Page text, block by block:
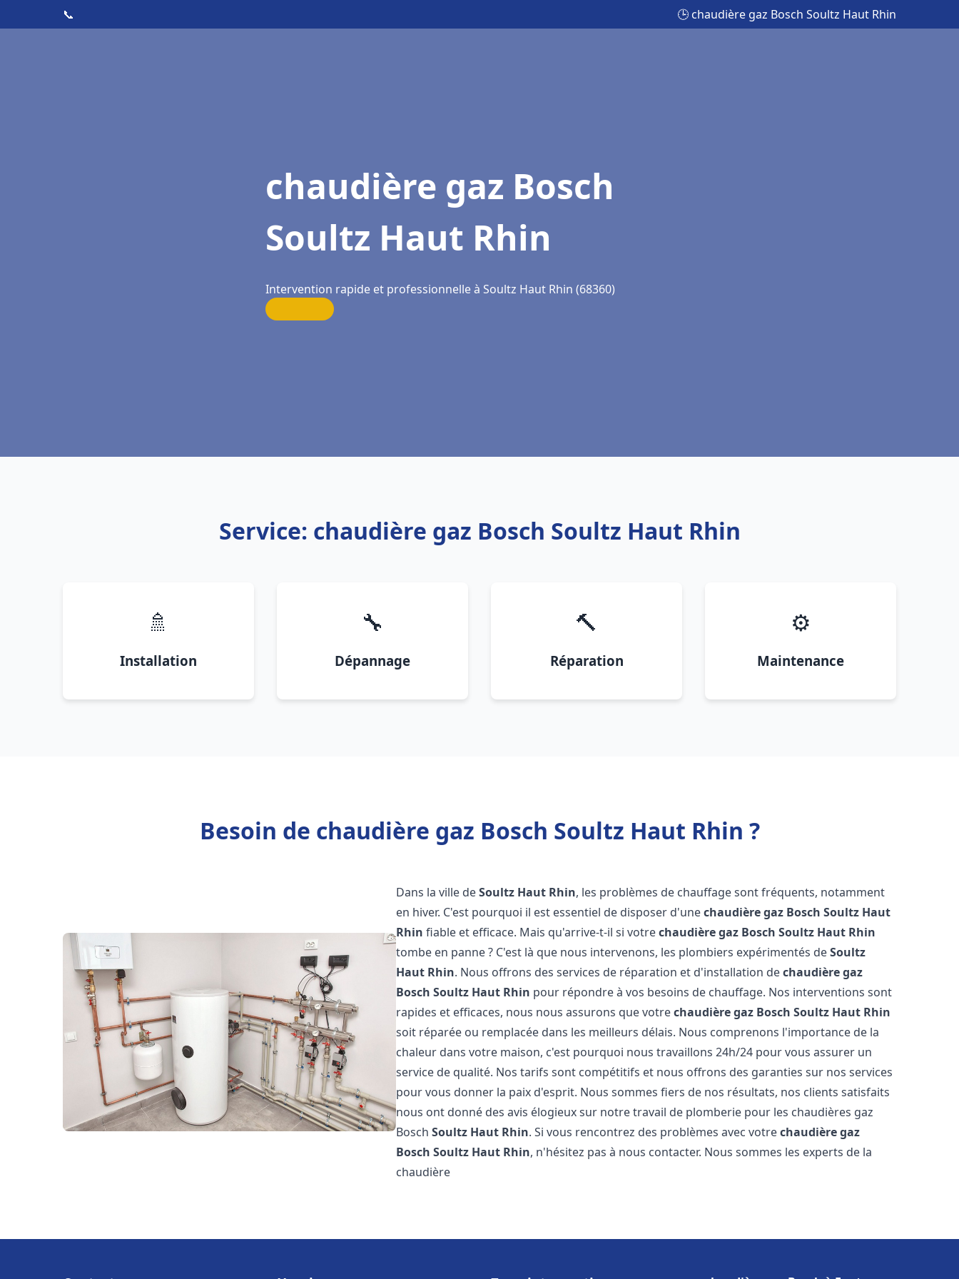
📞 🕒 chaudière gaz Bosch Soultz Haut Rhin
chaudière gaz Bosch
Soultz Haut Rhin
Intervention rapide et professionnelle à Soultz Haut Rhin (68360)
Service: chaudière gaz Bosch Soultz Haut Rhin
🚿
Installation
🔧
Dépannage
🔨
Réparation
⚙️
Maintenance
Besoin de chaudière gaz Bosch Soultz Haut Rhin ?
Dans la ville deSoultz Haut Rhin, les problèmes de chauffage sont fréquents, notamment
en hiver. C'est pourquoi il est essentiel de disposer d'unechaudière gaz Bosch Soultz Haut
Rhin fiable et efficace. Mais qu'arrive-t-il si votrechaudière gaz Bosch Soultz Haut Rhin
tombe en panne ? C'est là que nous intervenons, les plombiers expérimentés deSoultz
Haut Rhin. Nous offrons des services de réparation et d'installation dechaudière gaz
Bosch Soultz Haut Rhin pour répondre à vos besoins de chauffage. Nos interventions sont
rapides et efficaces, nous nous assurons que votrechaudière gaz Bosch Soultz Haut Rhin
soit réparée ou remplacée dans les meilleurs délais. Nous comprenons l'importance de la
chaleur dans votre maison, c'est pourquoi nous travaillons 24h/24 pour vous assurer un
service de qualité. Nos tarifs sont compétitifs et nous offrons des garanties sur nos services
pour vous donner la paix d'esprit. Nous sommes fiers de nos résultats, nos clients satisfaits
nous ont donné des avis élogieux sur notre travail de plomberie pour les chaudières gaz
BoschSoultz Haut Rhin. Si vous rencontrez des problèmes avec votrechaudière gaz
Bosch Soultz Haut Rhin, n'hésitez pas à nous contacter. Nous sommes les experts de la
chaudière